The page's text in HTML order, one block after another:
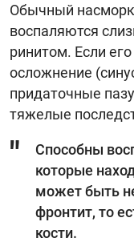
Обычный насморк
воспаляются
ринитом. Если
осложнение
придаточные
тяжелые
Способны
которые
может быть
фронтит, то
кости.